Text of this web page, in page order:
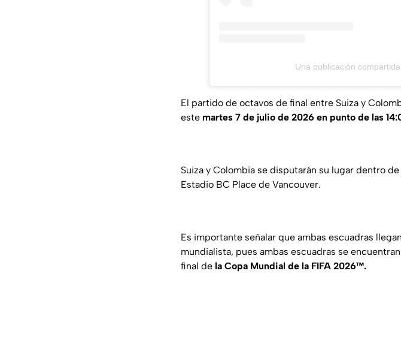
Una publicación
El partido de octavos de final entre Suiza y
este martes 7 de julio de 2026 en punto de las
Suiza y Colombia se disputarán su lugar dentro de
Estadio BC Place de Vancouver.
Es importante señalar que ambas escuadras
mundialista, pues ambas escuadras se
final de la Copa Mundial de la FIFA 2026™️.